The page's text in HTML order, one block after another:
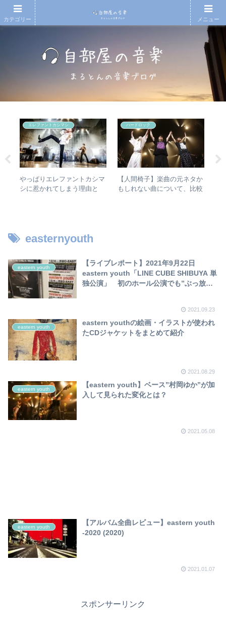
エレファントカシマシ
やっぱりエレファントカシマ
シに惹かれてしまう理由と
ハードロック
【人間椅子】楽曲の元ネタか
もしれない曲について、比較
easternyouth
eastern youth
【ライブレポート】2021年9月22日
eastern youth「LINE CUBE SHIBUYA 単
独公演」 初のホール公演でも”ぶっ放
2021.09.23
eastern youth
eastern youthの絵画・イラストが使われ
たCDジャケットをまとめて紹介
2021.08.29
eastern youth
【eastern youth】ベース”村岡ゆか”が加
入して見られた変化とは？
2021.05.08
eastern youth
【アルバム全曲レビュー】eastern youth
-2020 (2020)
2021.01.07
スポンサーリンク
カテゴリー メニュー